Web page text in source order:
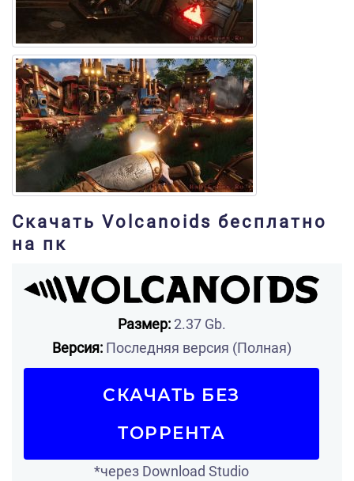
Скачать Volcanoids бесплатно
на пк
Размер:2.37 Gb.
Версия:Последняя версия (Полная)
СКАЧАТЬ БЕЗ
ТОРРЕНТА
*через Download Studio